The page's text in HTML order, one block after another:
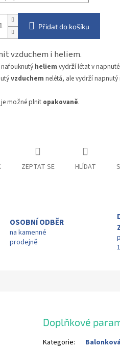
Přidat do košíku
vzduchem i heliem.
heliem vydrží létat v
vzduchem nelétá, ale vydrží
možné plnit opakovaně.
ZEPTAT SE HLÍDAT
OSOBNÍ ODBĚR
na kamenné
prodejně
Doplňkové
Kategorie: